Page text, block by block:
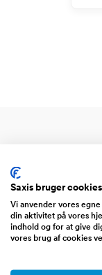
Saxis bruger cookies
Vi anvender vores
din aktivitet på vores
indhold og for at give
vores brug af cookies